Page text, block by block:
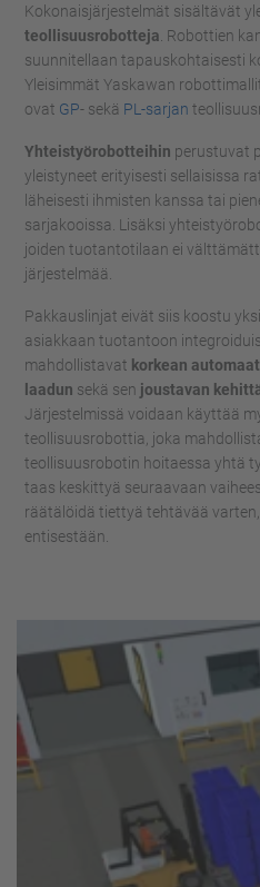
Kokonaisjärjestelmät sisältävät
teollisuusrobotteja . Robottien
suunnitellaan tapauskohtaisesti
Yleisimmät Yaskawan
ovat GP- sekä PL-sarjan
Yhteistyörobotteihin perustuvat
yleistyneet erityisesti sellaisissa
läheisesti ihmisten kanssa tai
sarjakooissa. Lisäksi
joiden tuotantotilaan ei
järjestelmää.
Pakkauslinjat eivät siis koostu
asiakkaan tuotantoon
mahdollistavat korkean
laadun sekä sen joustavan
Järjestelmissä voidaan käyttää
teollisuusrobottia, joka
teollisuusrobotin hoitaessa yhtä
taas keskittyä seuraavaan
räätälöidä tiettyä tehtävää
entisestään.